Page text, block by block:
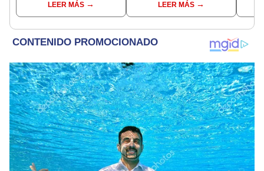
su exesposo y la
amante
LEER MÁS
vendedor ambulante a
los 11 años
LEER MÁS